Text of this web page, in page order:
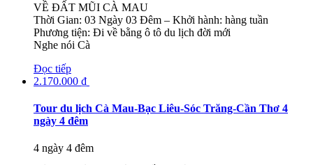
VỀ ĐẤT MŨI CÀ MAU
Thời Gian: 03 Ngày 03 Đêm – Khởi hành: hàng tuần
Phương tiện: Đi về bằng ô tô du lịch đời mới
Nghe nói Cà
Đọc tiếp
2.170.000 ₫
Tour du lịch Cà Mau-Bạc Liêu-Sóc Trăng-Cần Thơ 4
ngày 4 đêm
4 ngày 4 đêm